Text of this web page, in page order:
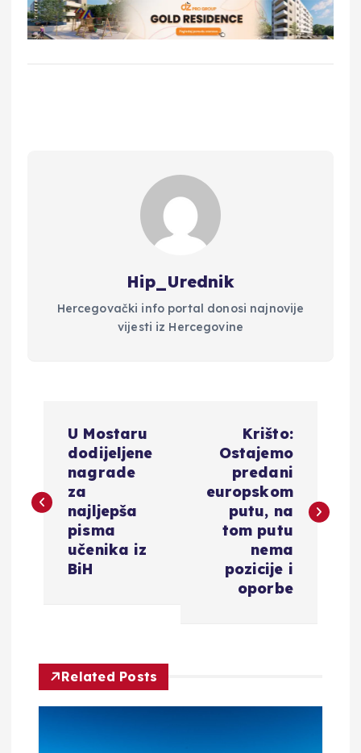
Hip_Urednik
Hercegovački info portal donosi najnovije
vijesti iz Hercegovine
v
c
U Mostaru
dodijeljene
nagrade
za
najljepša
pisma
učenika iz
BiH
Krišto:
Ostajemo
predani
europskom
putu, na
tom putu
nema
pozicije i
oporbe
Related Posts